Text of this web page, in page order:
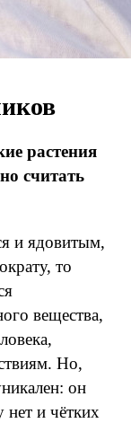
растения
считать
и ядовитым,
то
вещества,
Но,
он
нет и чётких